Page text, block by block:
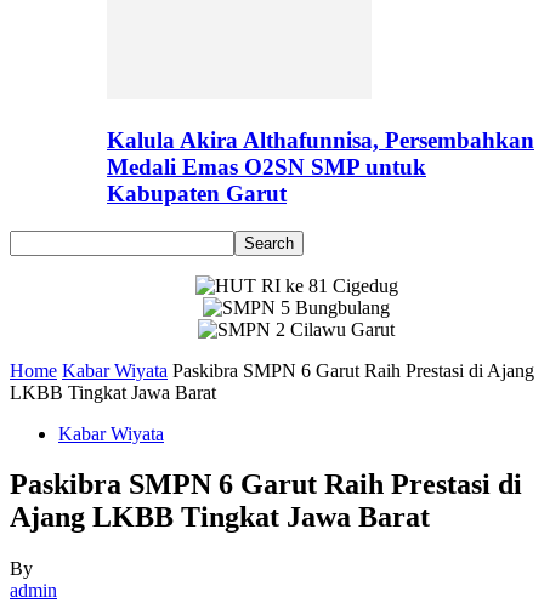
Kalula Akira Althafunnisa, Persembahkan
Medali Emas O2SN SMP untuk
Kabupaten Garut
Home Kabar Wiyata Paskibra SMPN 6 Garut Raih Prestasi di Ajang
LKBB Tingkat Jawa Barat
Kabar Wiyata
Paskibra SMPN 6 Garut Raih Prestasi di
Ajang LKBB Tingkat Jawa Barat
By
admin